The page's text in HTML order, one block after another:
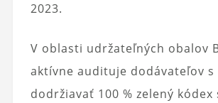
2023.
V oblasti udržateľných obalov
aktívne audituje dodávateľov s
dodržiavať 100 % zelený kódex